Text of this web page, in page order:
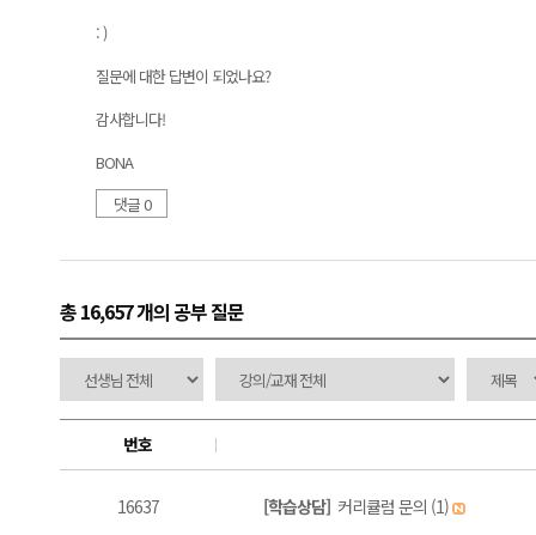
: )
질문에 대한 답변이 되었나요?
감사합니다!
BONA
댓글 0
총 16,657 개의 공부 질문
번호
16637 [학습상담] 커리큘럼 문의 (1)